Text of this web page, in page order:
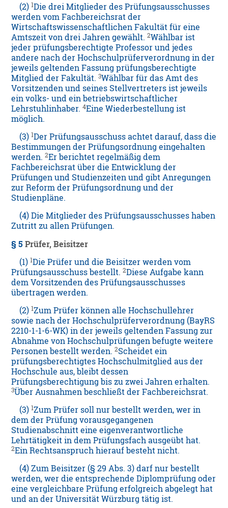
(2)1Die drei Mitglieder des Prüfungsausschusses
werden vom Fachbereichsrat der
Wirtschaftswissenschaftlichen Fakultät für eine
Amtszeit von drei Jahren gewählt.2Wählbar ist
jeder prüfungsberechtigte Professor und jedes
andere nach der Hochschulprüferverordnung in der
jeweils geltenden Fassung prüfungsberechtigte
Mitglied der Fakultät.3Wählbar für das Amt des
Vorsitzenden und seines Stellvertreters ist jeweils
ein volks- und ein betriebswirtschaftlicher
Lehrstuhlinhaber.4Eine Wiederbestellung ist
möglich.
(3)1Der Prüfungsausschuss achtet darauf, dass die
Bestimmungen der Prüfungsordnung eingehalten
werden.2Er berichtet regelmäßig dem
Fachbereichsrat über die Entwicklung der
Prüfungen und Studienzeiten und gibt Anregungen
zur Reform der Prüfungsordnung und der
Studienpläne.
(4) Die Mitglieder des Prüfungsausschusses haben
Zutritt zu allen Prüfungen.
§ 5 Prüfer, Beisitzer
(1)1Die Prüfer und die Beisitzer werden vom
Prüfungsausschuss bestellt.2Diese Aufgabe kann
dem Vorsitzenden des Prüfungsausschusses
übertragen werden.
(2)1Zum Prüfer können alle Hochschullehrer
sowie nach der Hochschulprüferverordnung (BayRS
2210-1-1-6-WK) in der jeweils geltenden Fassung zur
Abnahme von Hochschulprüfungen befugte weitere
Personen bestellt werden.2Scheidet ein
prüfungsberechtigtes Hochschulmitglied aus der
Hochschule aus, bleibt dessen
Prüfungsberechtigung bis zu zwei Jahren erhalten.
3Über Ausnahmen beschließt der Fachbereichsrat.
(3)1Zum Prüfer soll nur bestellt werden, wer in
dem der Prüfung vorausgegangenen
Studienabschnitt eine eigenverantwortliche
Lehrtätigkeit in dem Prüfungsfach ausgeübt hat.
2Ein Rechtsanspruch hierauf besteht nicht.
(4) Zum Beisitzer (§ 29 Abs. 3) darf nur bestellt
werden, wer die entsprechende Diplomprüfung oder
eine vergleichbare Prüfung erfolgreich abgelegt hat
und an der Universität Würzburg tätig ist.